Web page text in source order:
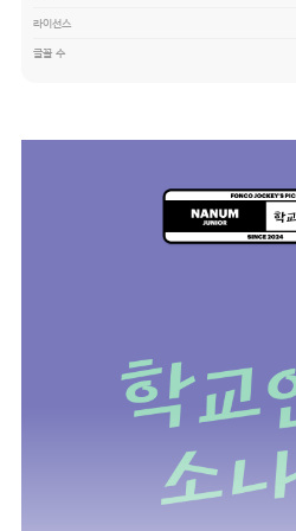
라이선스
글꼴 수